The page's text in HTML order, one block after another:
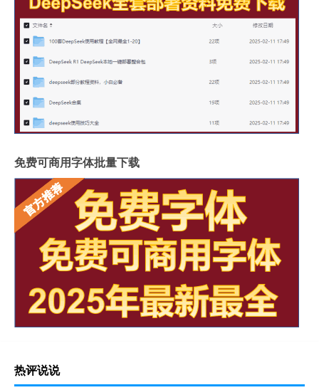
免费可商用字体批量下载
热评说说